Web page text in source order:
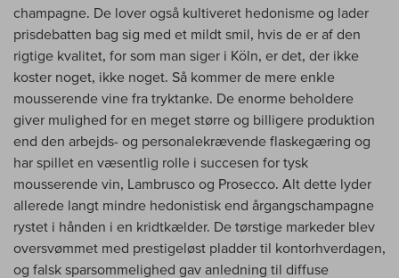
champagne. De lover også kultiveret hedonisme og lader
prisdebatten bag sig med et mildt smil, hvis de er af den
rigtige kvalitet, for som man siger i Köln, er det, der ikke
koster noget, ikke noget. Så kommer de mere enkle
mousserende vine fra tryktanke. De enorme beholdere
giver mulighed for en meget større og billigere produktion
end den arbejds- og personalekrævende flaskegæring og
har spillet en væsentlig rolle i succesen for tysk
mousserende vin, Lambrusco og Prosecco. Alt dette lyder
allerede langt mindre hedonistisk end årgangschampagne
rystet i hånden i en kridtkælder. De tørstige markeder blev
oversvømmet med prestigeløst pladder til kontorhverdagen,
og falsk sparsommelighed gav anledning til diffuse